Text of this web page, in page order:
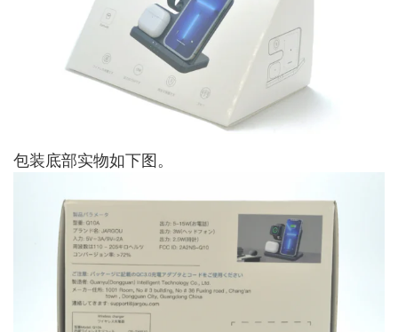
包装底部实物如下图。